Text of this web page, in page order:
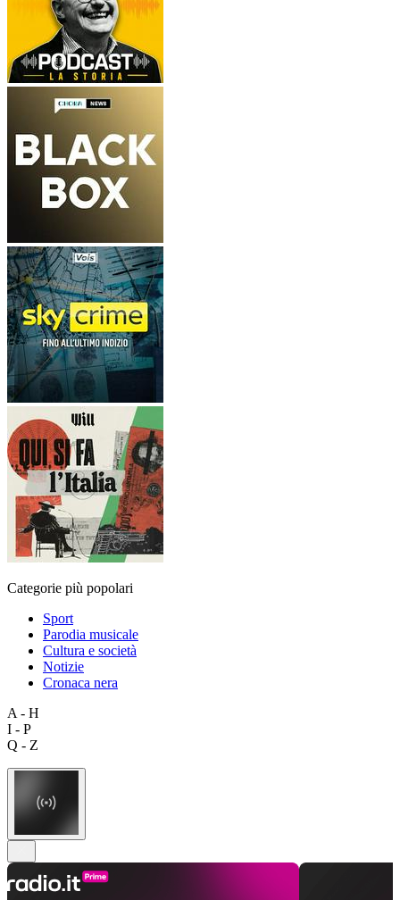
Categorie più popolari
Sport
Parodia musicale
Cultura e società
Notizie
Cronaca nera
A - H
I - P
Q - Z